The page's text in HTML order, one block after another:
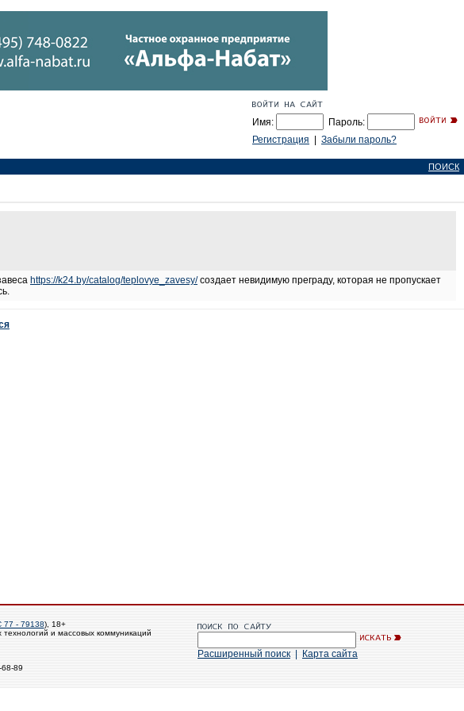
Имя:
Пароль:
Регистрация
Забыли пароль?
ПОИСК
https://k24.by/catalog/teplovye_zavesy/создает невидимую преграду, которая не пропускает
- 79138), 18+
и массовых коммуникаций
68-89
Расширенный поиск Карта сайта